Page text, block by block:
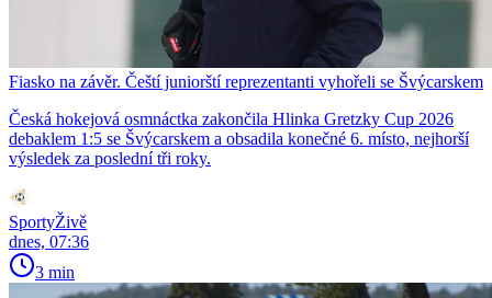
Fiasko na závěr. Čeští juniorští reprezentanti vyhořeli se Švýcarskem
Česká hokejová osmnáctka zakončila Hlinka Gretzky Cup 2026
debaklem 1:5 se Švýcarskem a obsadila konečné 6. místo, nejhorší
výsledek za poslední tři roky.
SportyŽivě
dnes, 07:36
3 min